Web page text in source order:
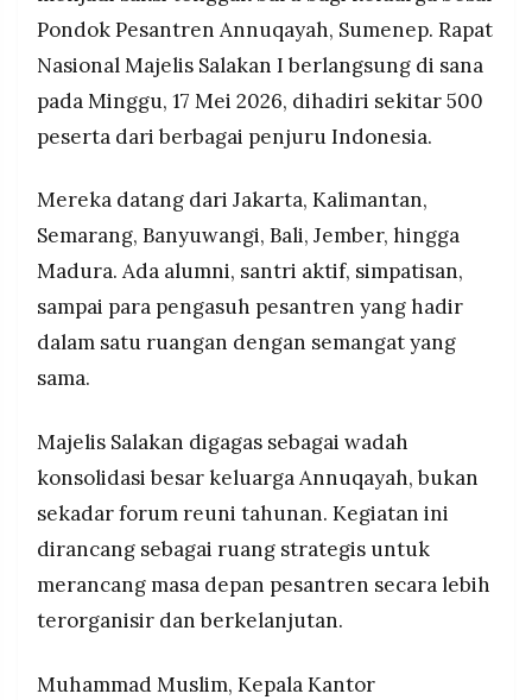
©
RESOLUSI
©
Resolusi.co
2026
RESOLUSI
konsolidasi strategis untuk mendukung program
pesantren, memperluas jaringan alumni, dan
menjaga kesinambungan perjuangan para kiai.
Pengasuh PP Annuqayah Daerah Lubangsa, KH
Muhammad Shalahuddin A Warits, mendorong
dengan memadukan pendidikan agama dan
penguasaan teknologi digital.
Pondok Pesantren Annuqayah, Sumenep. Rapat
Nasional Majelis Salakan I berlangsung di sana
pada Minggu, 17 Mei 2026, dihadiri sekitar 500
peserta dari berbagai penjuru Indonesia.
Mereka datang dari Jakarta, Kalimantan,
Semarang, Banyuwangi, Bali, Jember, hingga
Madura. Ada alumni, santri aktif, simpatisan,
sampai para pengasuh pesantren yang hadir
dalam satu ruangan dengan semangat yang
sama.
Majelis Salakan digagas sebagai wadah
konsolidasi besar keluarga Annuqayah, bukan
sekadar forum reuni tahunan. Kegiatan ini
dirancang sebagai ruang strategis untuk
merancang masa depan pesantren secara lebih
terorganisir dan berkelanjutan.
Muhammad Muslim, Kepala Kantor